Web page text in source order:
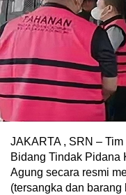
JAKARTA , SRN –
Bidang Tindak Pidana
Agung secara resmi
(tersangka dan